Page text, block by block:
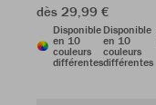
dès 29,99 €
Disponible
en 10
couleurs
différentes
Disponible
en 10
couleurs
différentes